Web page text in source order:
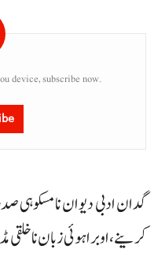
device, subscribe now.
گدان ادبی دیوان نا مسکوہی
کرینے، او براہوئی زبان نا